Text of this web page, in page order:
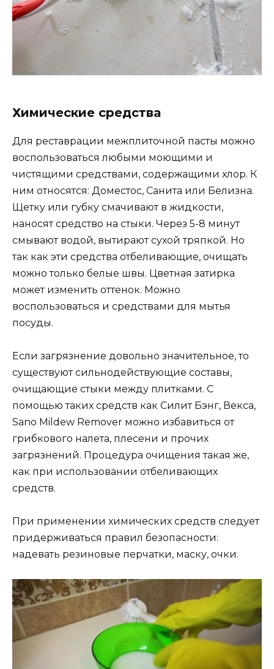
Химические средства
Для реставрации межплиточной пасты можно
воспользоваться любыми моющими и
чистящими средствами, содержащими хлор. К
ним относятся: Доместос, Санита или Белизна.
Щетку или губку смачивают в жидкости,
наносят средство на стыки. Через 5-8 минут
смывают водой, вытирают сухой тряпкой. Но
так как эти средства отбеливающие, очищать
можно только белые швы. Цветная затирка
может изменить оттенок. Можно
воспользоваться и средствами для мытья
посуды.
Если загрязнение довольно значительное, то
существуют сильнодействующие составы,
очищающие стыки между плитками. С
помощью таких средств как Силит Бэнг, Векса,
Sano Mildew Remover можно избавиться от
грибкового налета, плесени и прочих
загрязнений. Процедура очищения такая же,
как при использовании отбеливающих
средств.
При применении химических средств следует
придерживаться правил безопасности:
надевать резиновые перчатки, маску, очки.